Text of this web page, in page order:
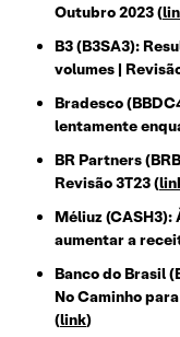
Outubro 2023 (
B3 (B3SA3):
volumes |
Bradesco
lentamente
BR Partners
Revisão 3T23 (
Méliuz (CASH3):
aumentar a
Banco do Brasil
No Caminho
(link)